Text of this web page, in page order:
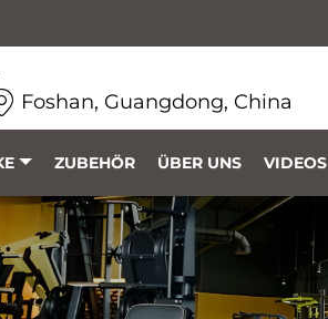
Foshan, Guangdong, China
ZUBEHÖR ÜBER UNS VIDEOS